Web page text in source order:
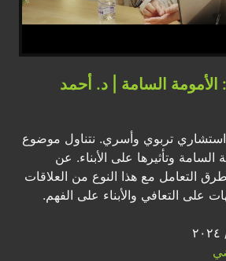
السامة | د. أحمد
تربوي وأسري. نتناول موضوع
وتأثيرها على الأبناء. عن
التعامل مع هذا النوع من العلاقات
على التعافي والأبناء على الفهم.